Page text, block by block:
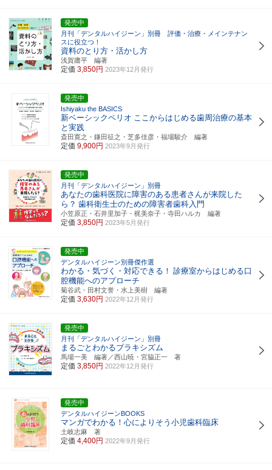
発売中
月刊「デンタルハイジーン」別冊 評価・治療・メインテナン
スに役立つ！
資料のとり方・活かし方
浅賀庸平 編著
定価 3,850円 2023年12月発行
発売中
Ishiyaku the BASICS
新ベーシックペリオ ここからはじめる歯周治療の基本
と実践
斎田寛之・鎌田征之・芝多佳彦・福場駿介 編著
定価 9,900円 2023年9月発行
発売中
月刊「デンタルハイジーン」別冊
あなたの歯科医院に障害のある患者さんが来院した
ら？ 歯科衛生士のための障害者歯科入門
小笠原正・石井里加子・梶美奈子・寺田ハルカ 編著
定価 3,850円 2023年5月発行
発売中
デンタルハイジーン別冊傑作選
わかる・気づく・対応できる！ 診療室からはじめる口
腔機能へのアプローチ
菊谷武・田村文誉・水上美樹 編著
定価 3,630円 2022年12月発行
発売中
月刊「デンタルハイジーン」別冊
まるごとわかるブラキシズム
馬場一美 編著／西山暁・宮脇正一 著
定価 3,850円 2022年12月発行
発売中
デンタルハイジーンBOOKS
マンガでわかる！心によりそう小児歯科臨床
土岐志麻 著
定価 4,400円 2022年9月発行